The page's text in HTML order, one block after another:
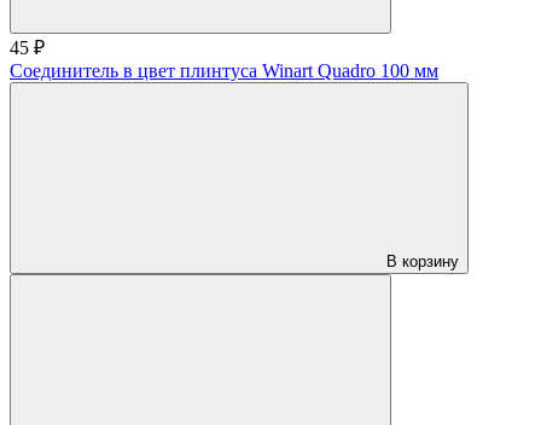
45 ₽
Соединитель в цвет плинтуса Winart Quadro 100 мм
В корзину